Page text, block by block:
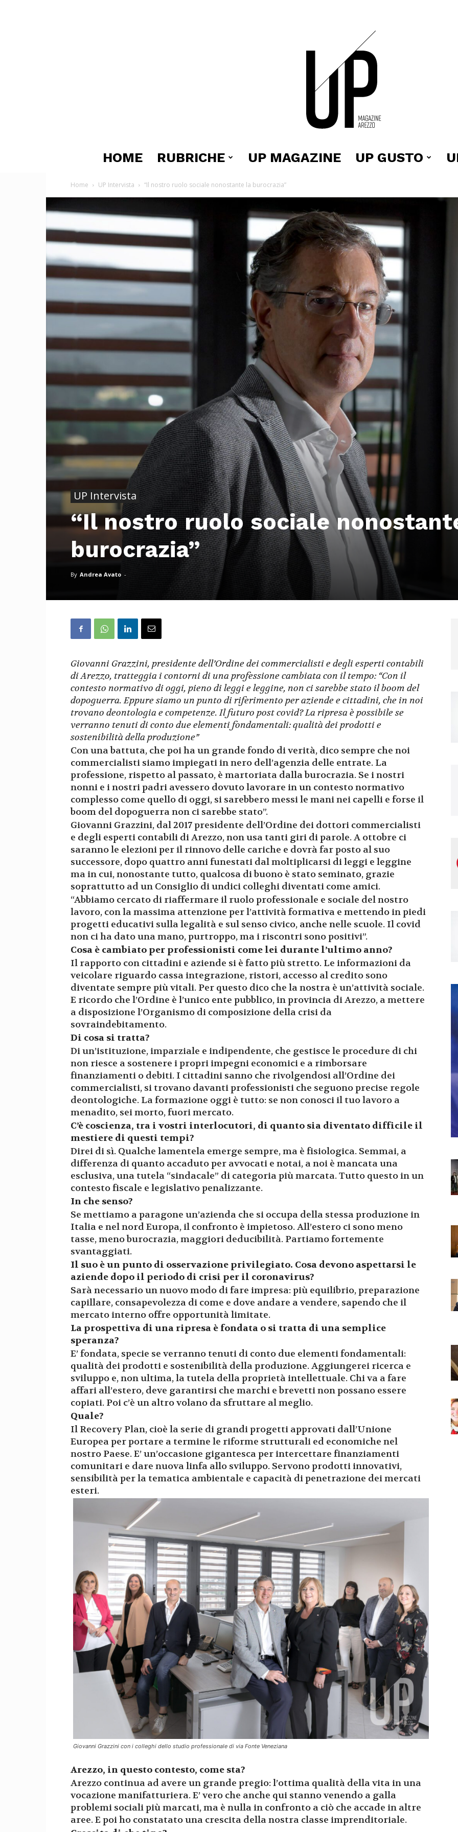
Magazine
HOME RUBRICHE UP MAGAZINE UP GUSTO
Home UP Intervista “Il nostro ruolo sociale nonostante la burocrazia”
UP Intervista
“Il nostro ruolo sociale
burocrazia”
By Andrea Avato -
Giovanni Grazzini, presidente dell’Ordine dei commercialisti e degli esperti contabili
di Arezzo, tratteggia i contorni di una professione cambiata con il tempo: “Con il
contesto normativo di oggi, pieno di leggi e leggine, non ci sarebbe stato il boom del
dopoguerra. Eppure siamo un punto di riferimento per aziende e cittadini, che in noi
trovano deontologia e competenze. Il futuro post covid? La ripresa è possibile se
verranno tenuti di conto due elementi fondamentali: qualità dei prodotti e
sostenibilità della produzione”
Con una battuta, che poi ha un grande fondo di verità, dico sempre che noi
commercialisti siamo impiegati in nero dell’agenzia delle entrate. La
professione, rispetto al passato, è martoriata dalla burocrazia. Se i nostri
nonni e i nostri padri avessero dovuto lavorare in un contesto normativo
complesso come quello di oggi, si sarebbero messi le mani nei capelli e forse il
boom del dopoguerra non ci sarebbe stato”.
Giovanni Grazzini, dal 2017 presidente dell’Ordine dei dottori commercialisti
e degli esperti contabili di Arezzo, non usa tanti giri di parole. A ottobre ci
saranno le elezioni per il rinnovo delle cariche e dovrà far posto al suo
successore, dopo quattro anni funestati dal moltiplicarsi di leggi e leggine
ma in cui, nonostante tutto, qualcosa di buono è stato seminato, grazie
soprattutto ad un Consiglio di undici colleghi diventati come amici.
“Abbiamo cercato di riaffermare il ruolo professionale e sociale del nostro
lavoro, con la massima attenzione per l’attività formativa e mettendo in piedi
progetti educativi sulla legalità e sul senso civico, anche nelle scuole. Il covid
non ci ha dato una mano, purtroppo, ma i riscontri sono positivi”.
Cosa è cambiato per professionisti come lei durante l’ultimo anno?
Il rapporto con cittadini e aziende si è fatto più stretto. Le informazioni da
veicolare riguardo cassa integrazione, ristori, accesso al credito sono
diventate sempre più vitali. Per questo dico che la nostra è un’attività sociale.
E ricordo che l’Ordine è l’unico ente pubblico, in provincia di Arezzo, a mettere
a disposizione l’Organismo di composizione della crisi da
sovraindebitamento.
Di cosa si tratta?
Di un’istituzione, imparziale e indipendente, che gestisce le procedure di chi
non riesce a sostenere i propri impegni economici e a rimborsare
finanziamenti o debiti. I cittadini sanno che rivolgendosi all’Ordine dei
commercialisti, si trovano davanti professionisti che seguono precise regole
deontologiche. La formazione oggi è tutto: se non conosci il tuo lavoro a
menadito, sei morto, fuori mercato.
C’è coscienza, tra i vostri interlocutori, di quanto sia diventato difficile il
mestiere di questi tempi?
Direi di sì. Qualche lamentela emerge sempre, ma è fisiologica. Semmai, a
differenza di quanto accaduto per avvocati e notai, a noi è mancata una
esclusiva, una tutela “sindacale” di categoria più marcata. Tutto questo in un
contesto fiscale e legislativo penalizzante.
In che senso?
Se mettiamo a paragone un’azienda che si occupa della stessa produzione in
Italia e nel nord Europa, il confronto è impietoso. All’estero ci sono meno
tasse, meno burocrazia, maggiori deducibilità. Partiamo fortemente
svantaggiati.
Il suo è un punto di osservazione privilegiato. Cosa devono aspettarsi le
aziende dopo il periodo di crisi per il coronavirus?
Sarà necessario un nuovo modo di fare impresa: più equilibrio, preparazione
capillare, consapevolezza di come e dove andare a vendere, sapendo che il
mercato interno offre opportunità limitate.
La prospettiva di una ripresa è fondata o si tratta di una semplice
speranza?
E’ fondata, specie se verranno tenuti di conto due elementi fondamentali:
qualità dei prodotti e sostenibilità della produzione. Aggiungerei ricerca e
sviluppo e, non ultima, la tutela della proprietà intellettuale. Chi va a fare
affari all’estero, deve garantirsi che marchi e brevetti non possano essere
copiati. Poi c’è un altro volano da sfruttare al meglio.
Quale?
Il Recovery Plan, cioè la serie di grandi progetti approvati dall’Unione
Europea per portare a termine le riforme strutturali ed economiche nel
nostro Paese. E’ un’occasione gigantesca per intercettare finanziamenti
comunitari e dare nuova linfa allo sviluppo. Servono prodotti innovativi,
sensibilità per la tematica ambientale e capacità di penetrazione dei mercati
esteri.
Giovanni Grazzini con i colleghi dello studio professionale di via Fonte Veneziana
Arezzo, in questo contesto, come sta?
Arezzo continua ad avere un grande pregio: l’ottima qualità della vita in una
vocazione manifatturiera. E’ vero che anche qui stanno venendo a galla
problemi sociali più marcati, ma è nulla in confronto a ciò che accade in altre
aree. E poi ho constatato una crescita della nostra classe imprenditoriale.